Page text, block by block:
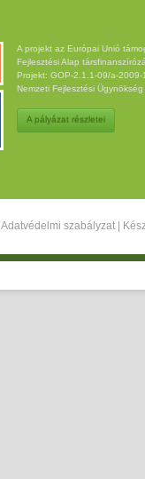
A projekt az Európai Unió
Fejlesztési Alap
Projekt: GOP-2.1.1-09/a-2009-
Nemzeti Fejlesztési Ügynökség
A pályázat részletei
Adatvédelmi szabályzat |